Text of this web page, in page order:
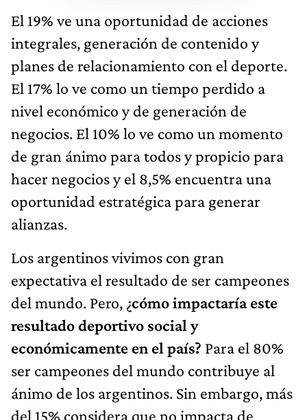
El 19% ve una oportunidad de acciones
integrales, generación de contenido y
planes de relacionamiento con el deporte.
El 17% lo ve como un tiempo perdido a
nivel económico y de generación de
negocios. El 10% lo ve como un momento
de gran ánimo para todos y propicio para
hacer negocios y el 8,5% encuentra una
oportunidad estratégica para generar
alianzas.
Los argentinos vivimos con gran
expectativa el resultado de ser campeones
del mundo. Pero, ¿cómo impactaría este
resultado deportivo social y
económicamente en el país? Para el 80%
ser campeones del mundo contribuye al
ánimo de los argentinos. Sin embargo, más
del 15% considera que no impacta de